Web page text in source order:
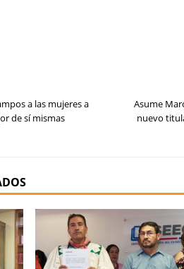
a las mujeres a
de sí mismas
Asume
nuevo